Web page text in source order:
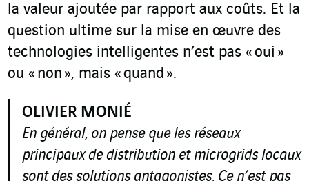
la valeur ajoutée par rapport aux coûts. Et la
question ultime sur la mise en œuvre des
technologies intelligentes n’est pas « oui »
ou « non », mais « quand ».
OLIVIER MONIÉ
En général, on pense que les réseaux
principaux de distribution et microgrids locaux
sont des solutions antagonistes. Ce n’est pas